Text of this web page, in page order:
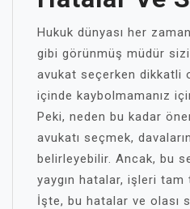
Hukuk dünyası her
gibi görünmüş müdür
avukat seçerken dikkatli
içinde kaybolmamanız
Peki, neden bu kadar
avukatı seçmek,
belirleyebilir. Ancak, bu
yaygın hatalar, işleri
İşte, bu hatalar ve olası